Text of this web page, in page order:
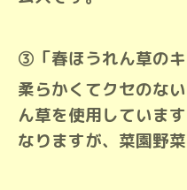
③「春ほうれん草のキ
柔らかくてクセのな
ん草を使用していま
なりますが、菜園野